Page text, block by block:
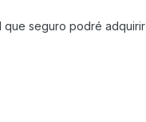
que seguro podré adquirir